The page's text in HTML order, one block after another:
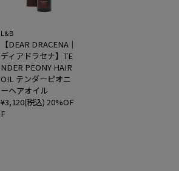
L&B
【DEAR DRACENA｜
ディアドラセナ】TE
NDER PEONY HAIR
OIL テンダーピオニ
ーヘアオイル
¥3,120(税込) 20%OF
F